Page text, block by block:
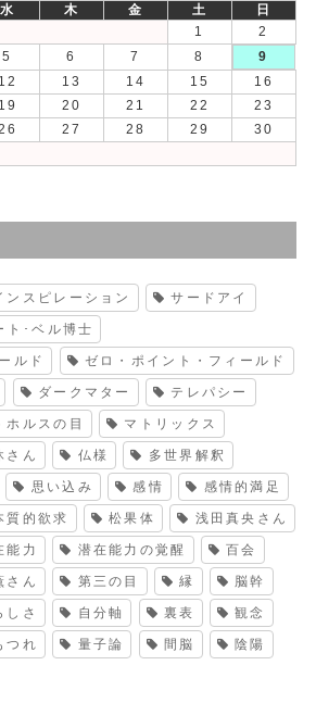
水 木 金 土
日
1
2
5 6 7 8
9
12 13 14 15
16
19 20 21 22
23
27 28 29
30
ンスピレーション サードアイ
ト･ベル博士
ルド ゼロ・ポイント・フィールド
ダークマター テレパシー
ホルスの目 マトリックス
さん 仏様 多世界解釈
思い込み 感情 感情的満足
質的欲求 松果体 浅田真央さん
能力 潜在能力の覚醒 百会
さん 第三の目 縁 脳幹
しさ 自分軸 裏表 観念
つれ 量子論 間脳 陰陽